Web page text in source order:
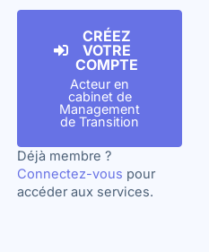
CRÉEZ
VOTRE
COMPTE
Acteur en
cabinet de
Management
de Transition
Déjà membre ?
Connectez-vous pour
accéder aux services.